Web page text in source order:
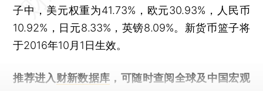
子中，美元权重为41.73%，欧元30.93%，人民币
10.92%，日元8.33%，英镑8.09%。新货币篮子将
于2016年10月1日生效。
推荐进入 财新数据库 ，可随时查阅全球及中国宏观